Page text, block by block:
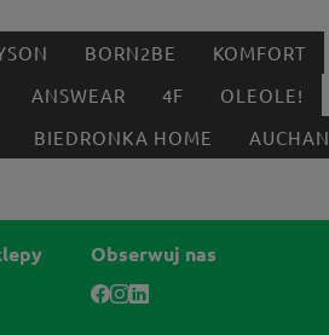
BORN2BE
KOMFORT
ANSWEAR 4F
OLEOLE!
BIEDRONKA HOME
AUCHAN
Obserwuj nas